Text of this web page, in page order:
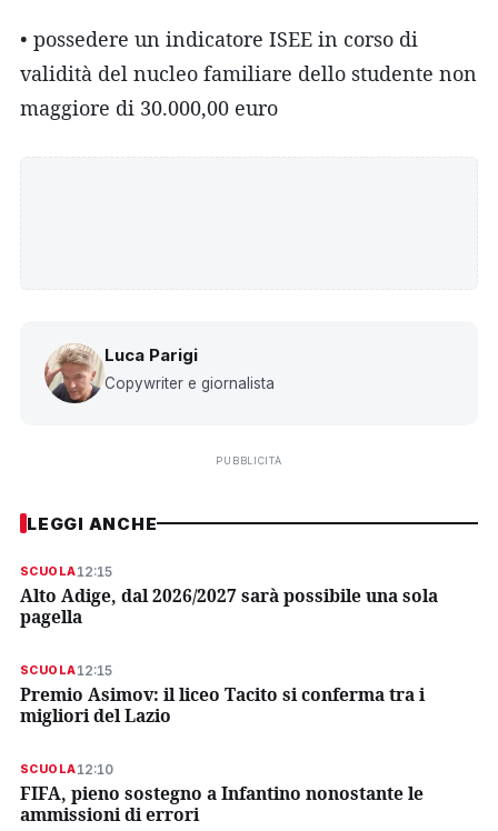
• possedere un indicatore ISEE in corso di
validità del nucleo familiare dello studente non
maggiore di 30.000,00 euro
Luca Parigi
Copywriter e giornalista
PUBBLICITÀ
LEGGI ANCHE
SCUOLA12:15
Alto Adige, dal 2026/2027 sarà possibile una sola
pagella
SCUOLA12:15
Premio Asimov: il liceo Tacito si conferma tra i
migliori del Lazio
SCUOLA12:10
FIFA, pieno sostegno a Infantino nonostante le
ammissioni di errori